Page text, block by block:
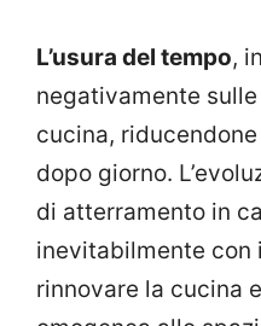
L’usura del tempo,
negativamente
cucina,
dopo giorno.
di atterramento in
inevitabilmente con
rinnovare la cucina